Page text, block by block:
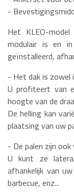
-
Het KLEO-
modulair is en in
geïnstalleerd,
- Het dak is zowel
U profiteert van
hoogte van de
De helling kan
plaatsing van uw
- De palen zijn ook
U kunt ze
afhankelijk van
barbecue, enz...